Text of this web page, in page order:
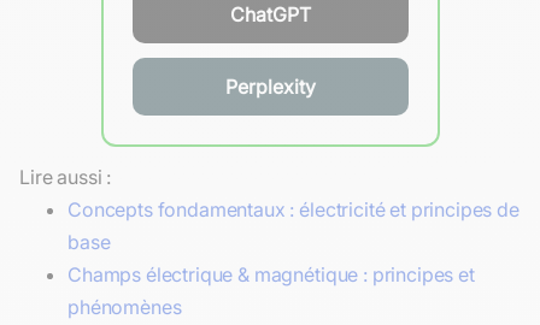
ChatGPT
Perplexity
Lire aussi :
Concepts fondamentaux : électricité et principes de
base
Champs électrique & magnétique : principes et
phénomènes